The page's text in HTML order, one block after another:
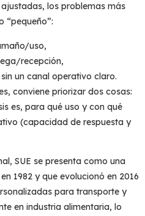
los problemas más
“pequeño”:
uso,
recepción,
un canal operativo claro.
conviene priorizar dos cosas:
es, para qué uso y con qué
(capacidad de respuesta y
SUE se presenta como una
1982 y que evolucionó en 2016
para transporte y
en industria alimentaria, lo